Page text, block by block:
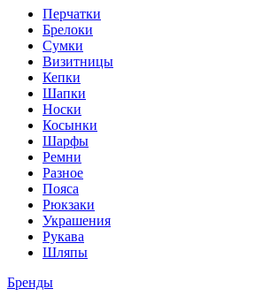
Перчатки
Брелоки
Сумки
Визитницы
Кепки
Шапки
Носки
Косынки
Шарфы
Ремни
Разное
Пояса
Рюкзаки
Украшения
Рукава
Шляпы
Бренды